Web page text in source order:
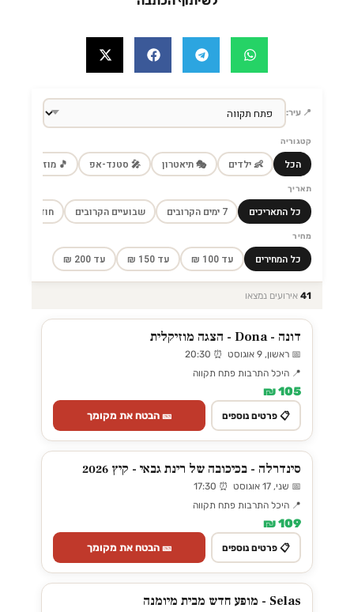
📍 עיר:
קטגוריה
הכל 👶 ילדים 🎭 תיאטרון 🎤 סטנד-אפ 🎵 מוזיקה
תאריך
כל התאריכים 7 ימים הקרובים שבועיים הקרובים חודש הקרוב
מחיר
כל המחירים עד 100 ₪ עד 150 ₪ עד 200 ₪
41 אירועים נמצאו
דונה - Dona - הצגה מוזיקלית
📅 ראשון, 9 אוגוסט ⏰ 20:30
📍 היכל התרבות פתח תקווה
105 ₪
📋 פרטים נוספים 🎫 הבטח את מקומך
סינדרלה - בכיכובה של רינת גבאי - קיץ 2026
📅 שני, 17 אוגוסט ⏰ 17:30
📍 היכל התרבות פתח תקווה
109 ₪
📋 פרטים נוספים 🎫 הבטח את מקומך
Selas - מופע חדש מבית מיומנה